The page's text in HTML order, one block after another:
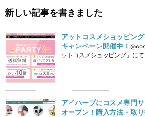
新しい記事を書きました
アットコスメショッピン
キャンペーン開催中！
ットコスメショッピング」に
アイハーブにコスメ専門
オープン！購入方法・取